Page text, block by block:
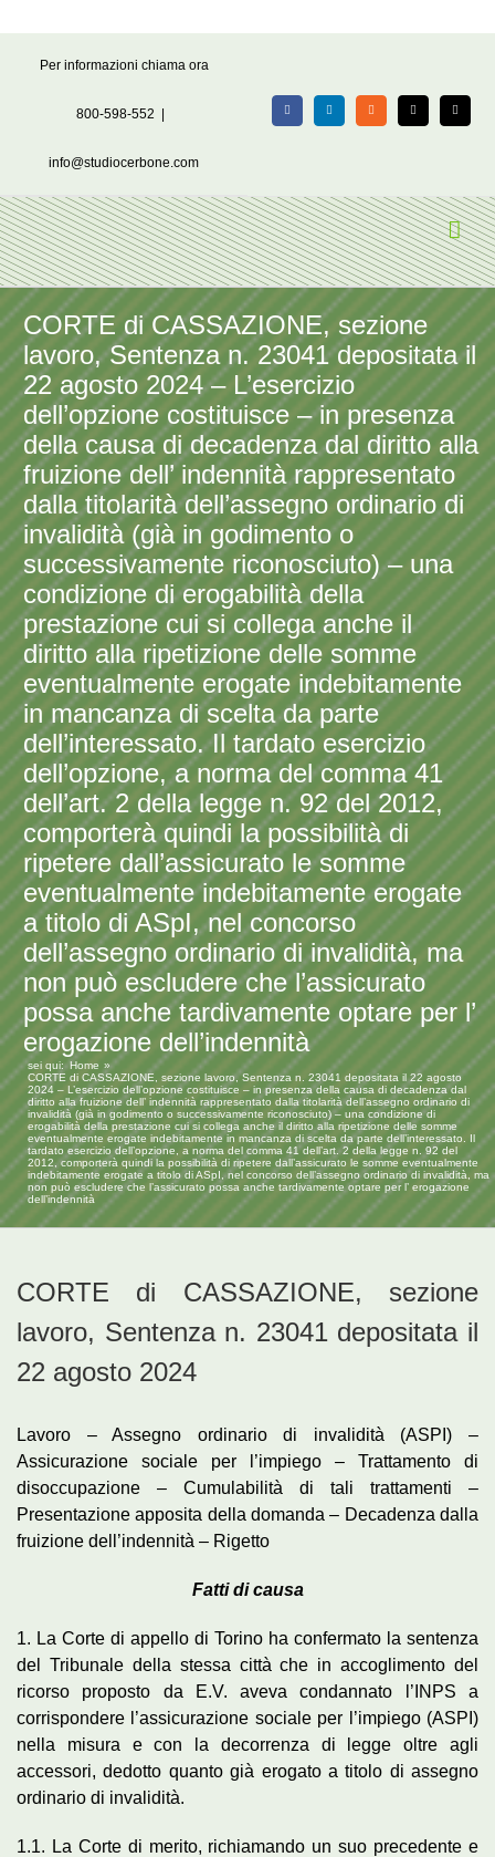
Per informazioni chiama ora
800-598-552
info@studiocerbone.com
FacebookLinkedIn Rss X Email
CORTE di CASSAZIONE, sezione
lavoro, Sentenza n. 23041 depositata il
22 agosto 2024 – L’esercizio
dell’opzione costituisce – in presenza
della causa di decadenza dal diritto alla
fruizione dell’ indennità rappresentato
dalla titolarità dell’assegno ordinario di
invalidità (già in godimento o
successivamente riconosciuto) – una
condizione di erogabilità della
prestazione cui si collega anche il
diritto alla ripetizione delle somme
eventualmente erogate indebitamente
in mancanza di scelta da parte
dell’interessato. Il tardato esercizio
dell’opzione, a norma del comma 41
dell’art. 2 della legge n. 92 del 2012,
comporterà quindi la possibilità di
ripetere dall’assicurato le somme
eventualmente indebitamente erogate
a titolo di ASpI, nel concorso
dell’assegno ordinario di invalidità, ma
non può escludere che l’assicurato
possa anche tardivamente optare per l’
erogazione dell’indennità
sei qui:
Home
CORTE di CASSAZIONE, sezione lavoro, Sentenza n. 23041 depositata il 22 agosto
2024 – L’esercizio dell’opzione costituisce – in presenza della causa di decadenza dal
diritto alla fruizione dell’ indennità rappresentato dalla titolarità dell’assegno ordinario di
invalidità (già in godimento o successivamente riconosciuto) – una condizione di
erogabilità della prestazione cui si collega anche il diritto alla ripetizione delle somme
eventualmente erogate indebitamente in mancanza di scelta da parte dell’interessato. Il
tardato esercizio dell’opzione, a norma del comma 41 dell’art. 2 della legge n. 92 del
2012, comporterà quindi la possibilità di ripetere dall’assicurato le somme eventualmente
indebitamente erogate a titolo di ASpI, nel concorso dell’assegno ordinario di invalidità, ma
non può escludere che l’assicurato possa anche tardivamente optare per l’ erogazione
dell’indennità
CORTE di CASSAZIONE, sezione
lavoro, Sentenza n. 23041 depositata il
22 agosto 2024
Lavoro – Assegno ordinario di invalidità (ASPI) –
Assicurazione sociale per l’impiego – Trattamento di
disoccupazione – Cumulabilità di tali trattamenti –
Presentazione apposita della domanda – Decadenza dalla
fruizione dell’indennità – Rigetto
Fatti di causa
1. La Corte di appello di Torino ha confermato la sentenza
del Tribunale della stessa città che in accoglimento del
ricorso proposto da E.V. aveva condannato l’INPS a
corrispondere l’assicurazione sociale per l’impiego (ASPI)
nella misura e con la decorrenza di legge oltre agli
accessori, dedotto quanto già erogato a titolo di assegno
ordinario di invalidità.
1.1. La Corte di merito, richiamando un suo precedente e